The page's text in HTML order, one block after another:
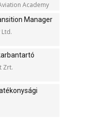
Academy
Manager
Zrt.